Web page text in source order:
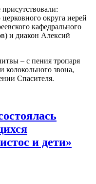
округа иерей
кафедрального
и диакон Алексий
– с пения тропаря
звона,
Спасителя.
и дети»